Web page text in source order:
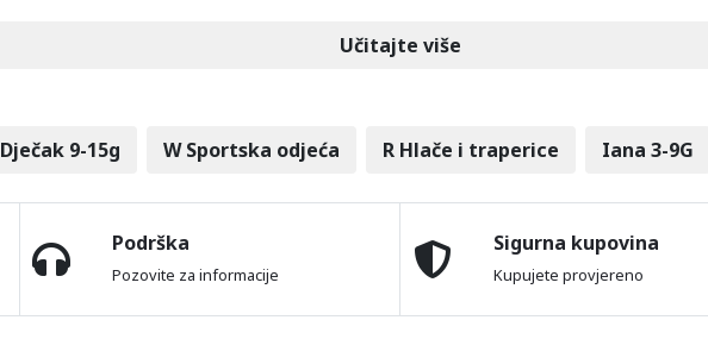
Učitajte više
Dječak 9-15g W Sportska odjeća R Hlače i traperice Iana 3-9G
Podrška
Pozovite za informacije
Sigurna kupovina
Kupujete provjereno